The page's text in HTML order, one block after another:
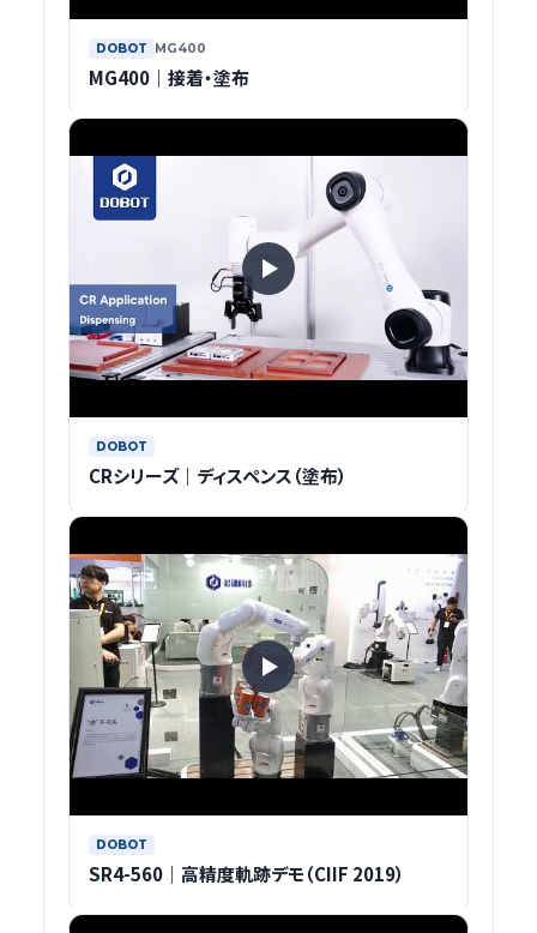
DOBOT MG400
MG400｜接着・塗布
DOBOT
CRシリーズ｜ディスペンス（塗布）
DOBOT
SR4-560｜高精度軌跡デモ（CIIF 2019）